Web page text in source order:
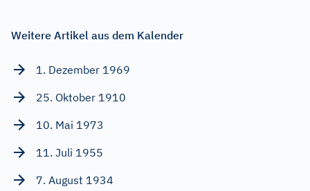
Weitere Artikel aus dem Kalender
1. Dezember 1969
25. Oktober 1910
10. Mai 1973
11. Juli 1955
7. August 1934